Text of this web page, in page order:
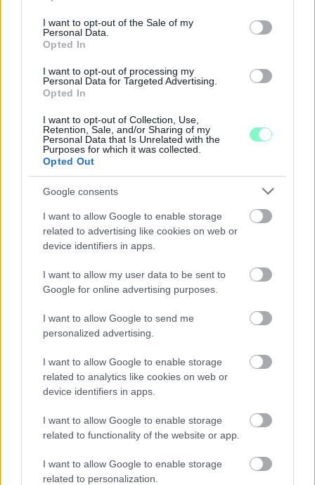
use your data for below specified purposes in below Google
consent section.
I want to opt-out of the Sale of my
Personal Data.
Opted In
I want to opt-out of processing my
Personal Data for Targeted Advertising.
Opted In
I want to opt-out of Collection, Use,
Retention, Sale, and/or Sharing of my
Personal Data that Is Unrelated with the
Purposes for which it was collected.
Opted Out
Google consents
I want to allow Google to enable storage
related to advertising like cookies on web or
device identifiers in apps.
I want to allow my user data to be sent to
Google for online advertising purposes.
I want to allow Google to send me
personalized advertising.
I want to allow Google to enable storage
related to analytics like cookies on web or
device identifiers in apps.
I want to allow Google to enable storage
related to functionality of the website or app.
I want to allow Google to enable storage
related to personalization.
ENERGIATAKARÉKOSSÁG: KORÁBBAN KEZDŐDIK
A GYŐRI AUDI ETO KC PÉNTEKI FELKÉSZÜLÉSI
Az energiaellátás tehermentesítése érdekében másfél órával
kezdését.